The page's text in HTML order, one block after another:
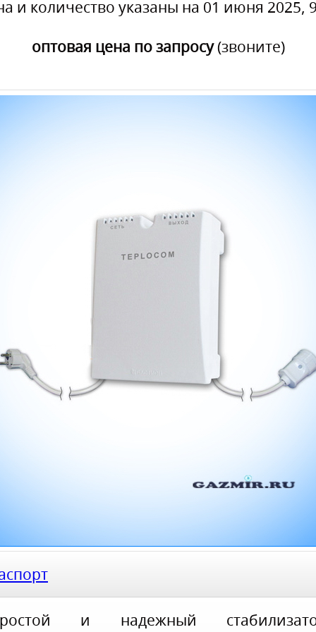
и количество указаны на 01 июня 2025,
оптовая цена по запросу(звоните)
и надежный